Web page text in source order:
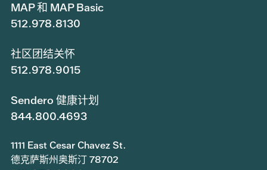
MAP 和 MAP Basic
512.978.8130
社区团结关怀
512.978.9015
Sendero 健康计划
844.800.4693
1111 East Cesar Chavez St.
德克萨斯州奥斯汀 78702